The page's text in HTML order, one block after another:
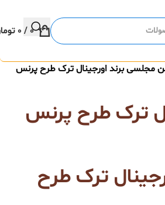
0
/
0
مجلسی برند اورجینال ترک طرح پرنس
ترک طرح پرنس
ترک طرح